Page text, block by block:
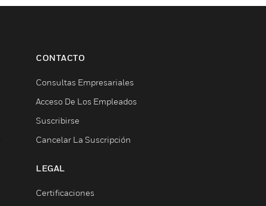
CONTACTO
Consultas Empresariales
Acceso De Los Empleados
Suscribirse
Cancelar La Suscripción
LEGAL
Certificaciones